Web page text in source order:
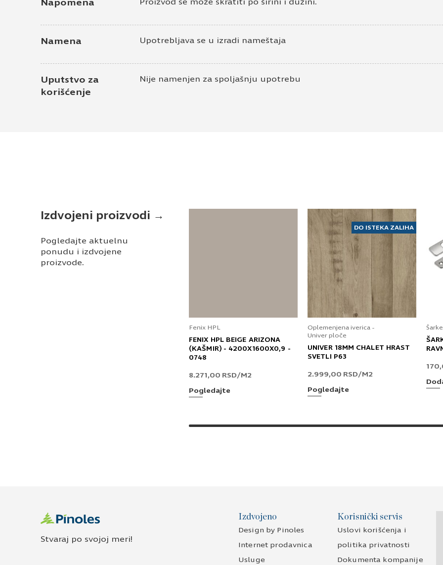
Napomena
Namena Upotrebljava se u izradi nameštaja
Uputstvo za
korišćenje
Nije namenjen za spoljašnju upotrebu
Izdvojeni proizvodi →
Pogledajte aktuelnu
ponudu i izdvojene
proizvode.
Fenix HPL
FENIX HPL BEIGE ARIZONA
(KAŠMIR) - 4200X1600X0,9 -
0748
8.271,00 RSD/M2
Pogledajte
DO ISTEKA ZALIHA
Oplemenjena iverica -
Univer ploče
UNIVER 18MM CHALET HRAST
SVETLI P63
2.999,00 RSD/M2
Pogledajte
Stvaraj po svojoj meri!
Izdvojeno
Design by Pinoles
Internet prodavnica
Usluge
Korisnički servis
Uslovi korišćenja i
politika privatnosti
Dokumenta kompanije